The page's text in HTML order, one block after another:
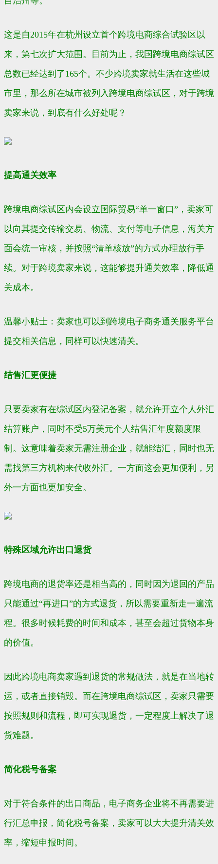
这是自2015年在杭州设立首个跨境电商综合试验区以
来，第七次扩大范围。目前为止，我国跨境电商综试区
总数已经达到了165个。不少跨境卖家就生活在这些城
市里，那么所在城市被列入跨境电商综试区，对于跨境
卖家来说，到底有什么好处呢？
提高通关效率
跨境电商综试区内会设立国际贸易“单一窗口”，卖家可
以向其提交传输交易、物流、支付等电子信息，海关方
面会统一审核，并按照“清单核放”的方式办理放行手
续。对于跨境卖家来说，这能够提升通关效率，降低通
关成本。
温馨小贴士：卖家也可以到跨境电子商务通关服务平台
提交相关信息，同样可以快速清关。
结售汇更便捷
只要卖家有在综试区内登记备案，就允许开立个人外汇
结算账户，同时不受5万美元个人结售汇年度额度限
制。这意味着卖家无需注册企业，就能结汇，同时也无
需找第三方机构来代收外汇。一方面这会更加便利，另
外一方面也更加安全。
特殊区域允许出口退货
跨境电商的退货率还是相当高的，同时因为退回的产品
只能通过“再进口”的方式退货，所以需要重新走一遍流
程。很多时候耗费的时间和成本，甚至会超过货物本身
的价值。
因此跨境电商卖家遇到退货的常规做法，就是在当地转
运，或者直接销毁。而在跨境电商综试区，卖家只需要
按照规则和流程，即可实现退货，一定程度上解决了退
货难题。
简化税号备案
对于符合条件的出口商品，电子商务企业将不再需要进
行汇总申报，简化税号备案，卖家可以大大提升清关效
率，缩短申报时间。